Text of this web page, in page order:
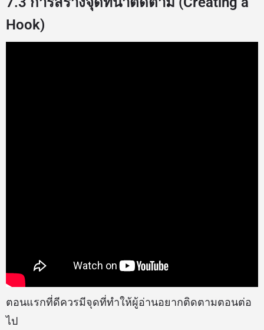
Hook)
ตอนแรกที่ดีควรมีจุดที่ทำให้ผู้อ่านอยากติดตามตอนต่อ
ไป